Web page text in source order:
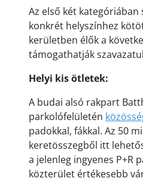
Az első két kategóriában
konkrét helyszínhez
kerületben élők a
támogathatják
Helyi kis ötletek:
A budai alsó rakpart
parkolófelületén
padokkal, fákkal. Az 50
keretösszegből itt
a jelenleg ingyenes P+R
közterület értékesebb